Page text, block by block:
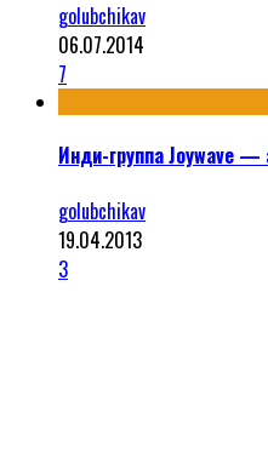
golubchikav
06.07.2014
7
Инди-группа Joywave
golubchikav
19.04.2013
3